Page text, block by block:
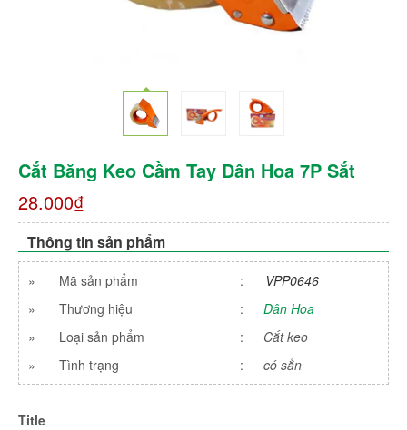
Cắt Băng Keo Cầm Tay Dân Hoa 7P Sắt
28.000₫
Thông tin sản phẩm
» Mã sản phẩm :
VPP0646
»
Thương hiệu :
Dân Hoa
»
Loại sản phẩm :
Cắt keo
»
Tình trạng : có sẳn
Title